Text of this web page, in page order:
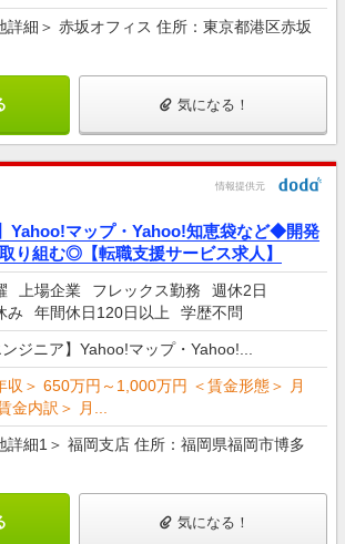
詳細＞ 赤坂オフィス 住所：東京都港区赤坂
気になる！
情報提供元
Yahoo!マップ・Yahoo!知恵袋など◆開発
り組む◎【転職支援サービス求人】
上場企業 フレックス勤務
週休2日
み
年間休日120日以上 学歴不問
ンジニア】Yahoo!マップ・Yahoo!...
収＞ 650万円～1,000万円 ＜賃金形態＞ 月
金内訳＞ 月...
詳細1＞ 福岡支店 住所：福岡県福岡市博多
気になる！